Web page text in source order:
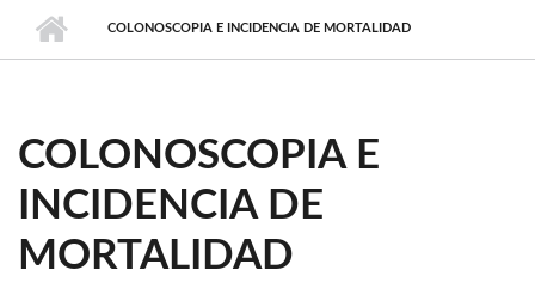
COLONOSCOPIA E INCIDENCIA DE MORTALIDAD
COLONOSCOPIA E
INCIDENCIA DE
MORTALIDAD